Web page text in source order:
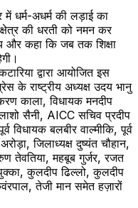
में धर्म-अधर्म की लड़ाई का
की धरती को नमन कर
और कहा कि जब तक शिक्षा
द्वारा आयोजित इस
के राष्ट्रीय अध्यक्ष उदय भानु
काला, विधायक मनदीप
सैनी, AICC सचिव प्रदीप
विधायक बलबीर वाल्मीकि, पूर्व
जिलाध्यक्ष दुष्यंत चौहान,
तेवतिया, महबूब गुर्जर, रजत
कुलदीप ढिल्लो, कुलदीप
तेजी मान समेत हज़ारों